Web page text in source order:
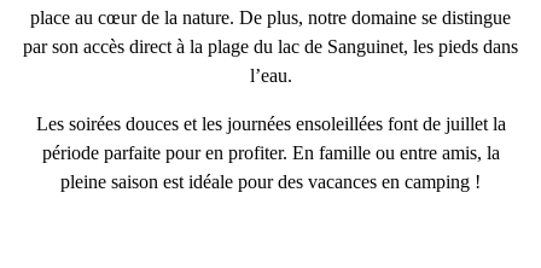
place au cœur de la nature. De plus, notre domaine se distingue
par son accès direct à la plage du lac de Sanguinet, les pieds dans
l’eau.
Les soirées douces et les journées ensoleillées font de juilletla
période parfaite pour en profiter. En famille ou entre amis, la
pleine saison est idéale pour des vacances en camping !